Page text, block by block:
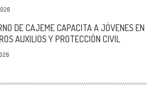
DE CAJEME CAPACITA A JÓVENES EN
AUXILIOS Y PROTECCIÓN CIVIL